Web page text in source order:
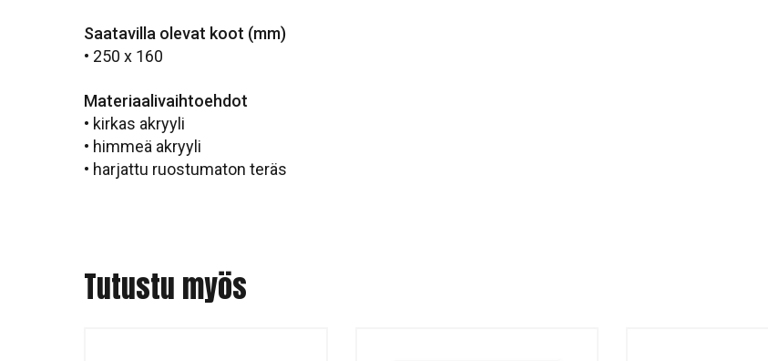
Saatavilla olevat koot (mm)
• 250 x 160
Materiaalivaihtoehdot
• kirkas akryyli
• himmeä akryyli
• harjattu ruostumaton teräs
Tutustu myös